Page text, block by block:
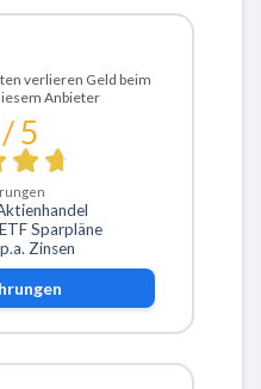
verlieren Geld beim
Anbieter
/ 5
Sparpläne
Zinsen